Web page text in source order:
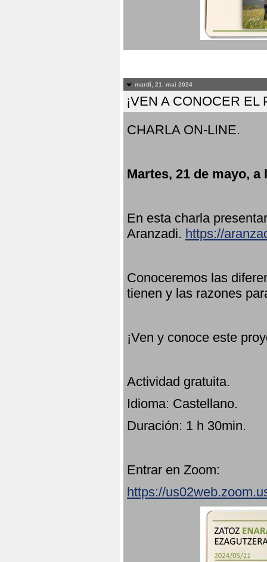
mardi, 21. mai 2024
¡VEN A CONOCER
CHARLA ON-LINE.
Martes, 21 de mayo, a
En esta charla
Aranzadi. https://
Conoceremos las
tienen y las razones
¡Ven y conoce este
Actividad gratuita.
Idioma: Castellano.
Duración: 1 h 30min.
Entrar en Zoom:
https://